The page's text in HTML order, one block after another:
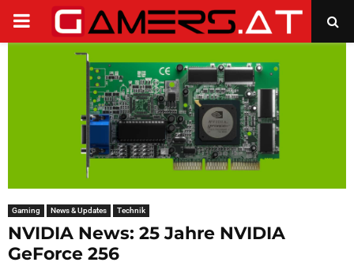
PRIMARY
Gaming News & Updates Technik
NVIDIA News: 25 Jahre NVIDIA
GeForce 256